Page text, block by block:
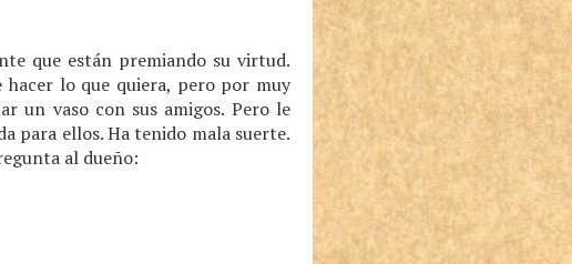
que están premiando su virtud.
hacer lo que quiera, pero por muy
un vaso con sus amigos. Pero le
para ellos. Ha tenido mala suerte.
al dueño: